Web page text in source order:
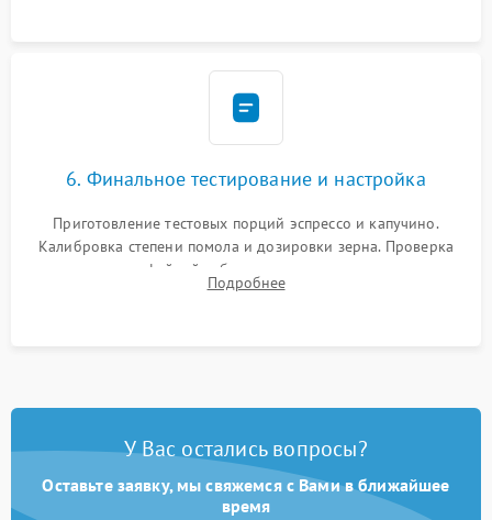
6. Финальное тестирование и настройка
Приготовление тестовых порций эспрессо и капучино.
Калибровка степени помола и дозировки зерна. Проверка
плотности кофейной таблетки, температуры напитка и
качества молочной пены. Контроль отсутствия посторонних
Подробнее
У Вас остались вопросы?
Оставьте заявку, мы свяжемся с Вами в ближайшее
время